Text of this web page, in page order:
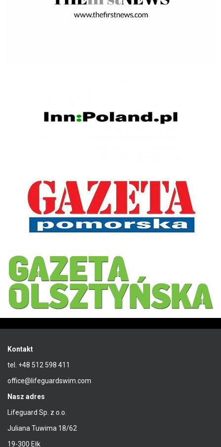
Kontakt
tel. +48 512 598 411
office@lifeguardswim.com
Nasz adres
Lifeguard Sp. z o.o.
Juliana Tuwima 18/62
19-300 Ełk